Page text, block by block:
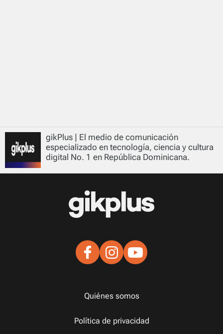
gikPlus | El medio de comunicación
especializado en tecnología, ciencia y cultura
digital No. 1 en República Dominicana.
Quiénes somos
Política de privacidad